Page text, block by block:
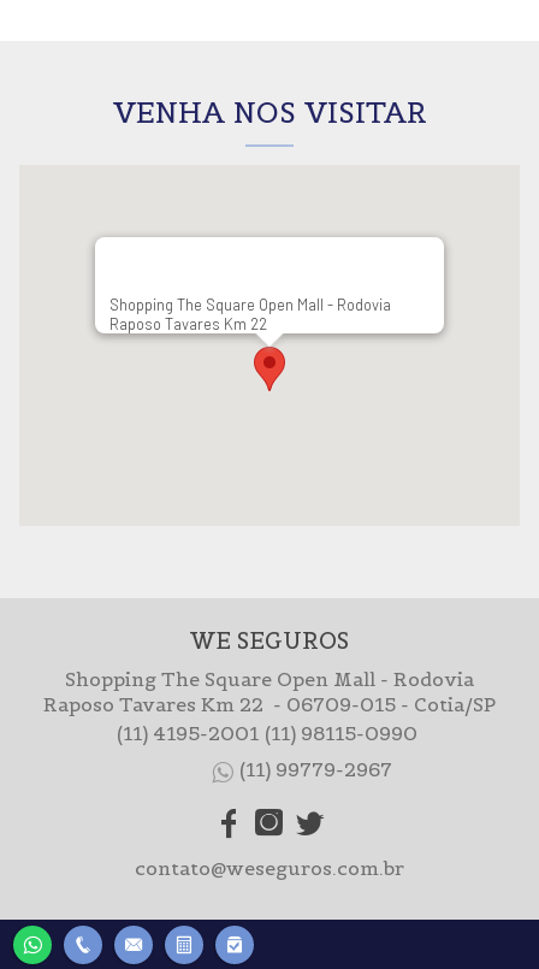
VENHA NOS VISITAR
Shopping The Square Open Mall - Rodovia
Raposo Tavares Km 22
WE SEGUROS
Shopping The Square Open Mall - Rodovia
Raposo Tavares Km 22 - 06709-015 - Cotia/SP
(11) 4195-2001 (11) 98115-0990
(11) 99779-2967
contato@weseguros.com.br